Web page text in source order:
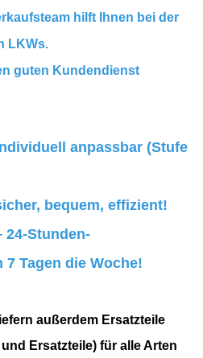
hilft Ihnen bei der
LKWs.
guten Kundendienst
anpassbar (Stufe
bequem, effizient!
24-Stunden-
Tagen die Woche!
außerdem Ersatzteile
Ersatzteile) für alle Arten